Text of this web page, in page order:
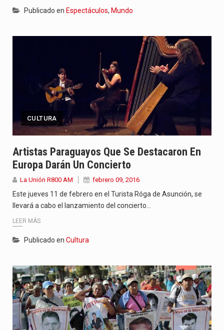
Publicado en Espectáculos, Mundo
CULTURA
Artistas Paraguayos Que Se Destacaron En
Europa Darán Un Concierto
La Unión R800 AM febrero 09, 2016
Este jueves 11 de febrero en el Turista Róga de Asunción, se
llevará a cabo el lanzamiento del concierto…
LEER MÁS
Publicado en Cultura